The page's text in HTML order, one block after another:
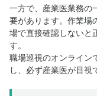
一方で、産業医業務の
要があります。作業場
場で直接確認しないと
す。
職場巡視のオンライン
し、必ず産業医が目視